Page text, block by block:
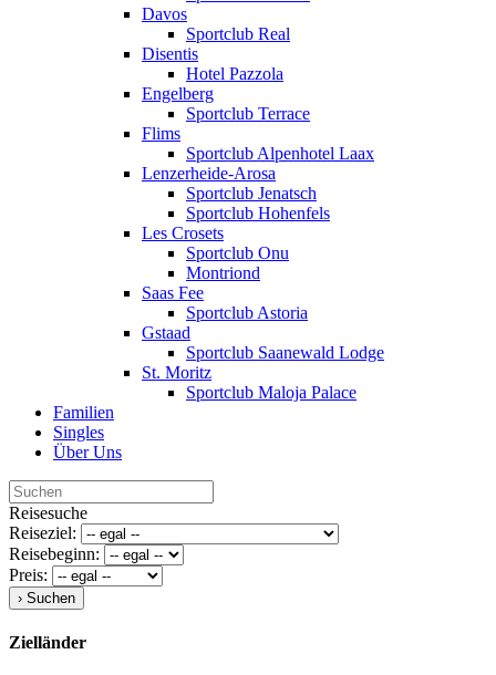
Davos
Sportclub Real
Disentis
Hotel Pazzola
Engelberg
Sportclub Terrace
Flims
Sportclub Alpenhotel Laax
Lenzerheide-Arosa
Sportclub Jenatsch
Sportclub Hohenfels
Les Crosets
Sportclub Onu
Montriond
Saas Fee
Sportclub Astoria
Gstaad
Sportclub Saanewald Lodge
St. Moritz
Sportclub Maloja Palace
Familien
Singles
Über Uns
Reisesuche
Reiseziel:
Reisebeginn:
Preis:
Zielländer